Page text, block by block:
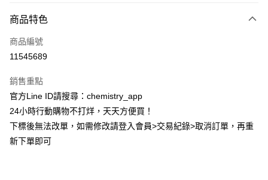
信用卡一次付款
超商取貨付款
Apple Pay
街口支付
悠遊付
商品特色
商品編號
11545689
銷售重點
官方Line ID請搜尋：chemistry_app
24小時行動購物不打烊，天天方便買！
下標後無法改單，如需修改請登入會員>交易紀錄>取消訂單，再重
新下單即可